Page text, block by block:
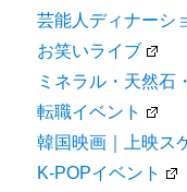
芸能人ディナーシ
お笑いライブ
ミネラル・天然石
転職イベント
韓国映画｜上映ス
K-POPイベント